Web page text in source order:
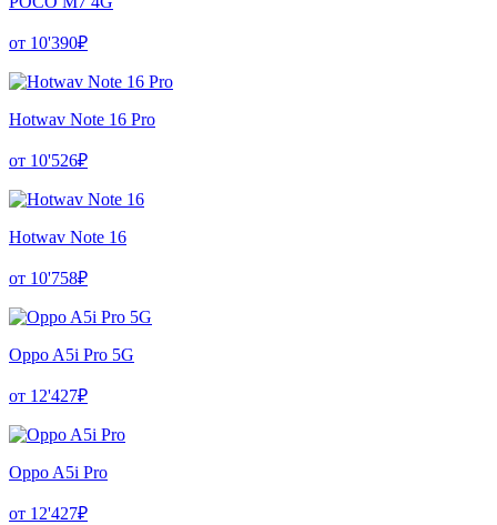
от 10'390₽
Hotwav Note 16 Pro
от 10'526₽
Hotwav Note 16
от 10'758₽
Oppo A5i Pro 5G
от 12'427₽
Oppo A5i Pro
от 12'427₽